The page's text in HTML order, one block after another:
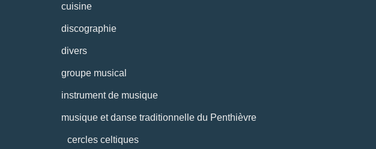
cuisine
discographie
divers
groupe musical
instrument de musique
musique et danse traditionnelle du Penthièvre
cercles celtiques